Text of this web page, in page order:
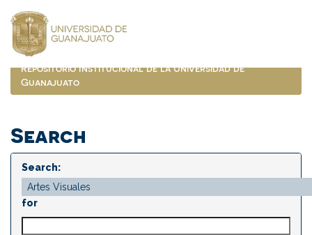
navigation
Repositorio Institucional de la Universidad de
Guanajuato
Search
Search:
for